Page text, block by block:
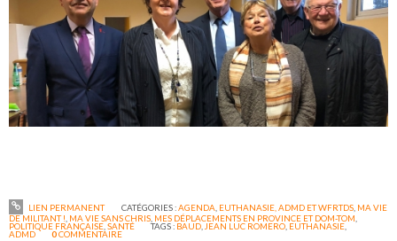
LIEN PERMANENT CATÉGORIES :AGENDA EUTHANASIE, ADMD ET WFRTDS, MA VIE
DE MILITANT ! MA VIE SANS CHRIS MES DÉPLACEMENTS EN PROVINCE ET DOM-TOM
POLITIQUE FRANÇAISE ,SANTÉ TAGS : BAUD JEAN LUC ROMERO EUTHANASIE
ADMD 0COMMENTAIRE